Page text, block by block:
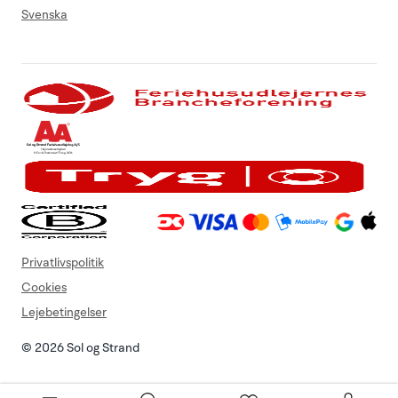
Svenska
© 2026 Sol og Strand
Privatlivspolitik
Cookies
Lejebetingelser